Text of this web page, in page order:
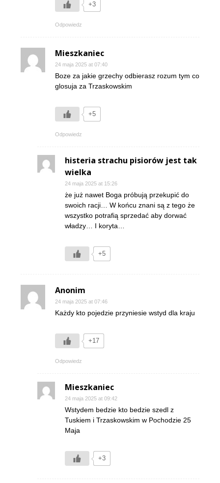
+3
Odpowiedz
Mieszkaniec
24 maja 2025 at 07:40
Boze za jakie grzechy odbierasz rozum tym co
glosuja za Trzaskowskim
+5
Odpowiedz
histeria strachu pisiorów jest tak
wielka
24 maja 2025 at 15:26
że już nawet Boga próbują przekupić do
swoich racji… W końcu znani są z tego że
wszystko potrafią sprzedać aby dorwać
władzy… I koryta…
+5
Anonim
24 maja 2025 at 07:46
Każdy kto pojedzie przyniesie wstyd dla kraju
+17
Odpowiedz
Mieszkaniec
24 maja 2025 at 09:42
Wstydem bedzie kto bedzie szedl z
Tuskiem i Trzaskowskim w Pochodzie 25
Maja
+3